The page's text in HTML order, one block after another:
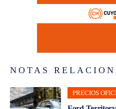
NOTAS
PRECIOS